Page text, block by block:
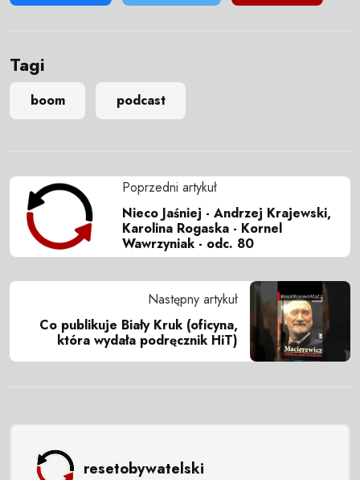
Tagi
boom podcast
Poprzedni artykuł
Nieco Jaśniej - Andrzej Krajewski,
Karolina Rogaska - Kornel
Wawrzyniak - odc. 80
Następny artykuł
Co publikuje Biały Kruk (oficyna,
która wydała podręcznik HiT)
resetobywatelski